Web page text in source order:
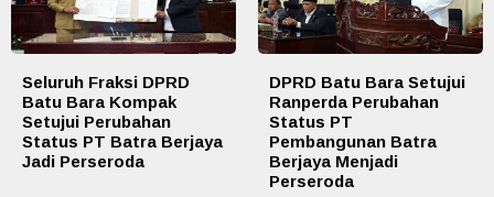
Seluruh Fraksi DPRD
Batu Bara Kompak
Setujui Perubahan
Status PT Batra Berjaya
Jadi Perseroda
DPRD Batu Bara Setujui
Ranperda Perubahan
Status PT
Pembangunan Batra
Berjaya Menjadi
Perseroda